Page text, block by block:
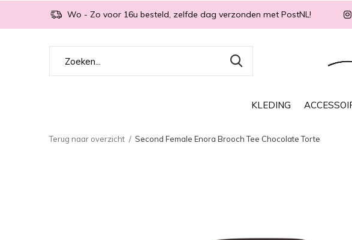
KLEDING
Wo - Zo voor 16u besteld, zelfde dag verzonden met PostNL!
Terug naar overzicht Second Female Enora Brooch Tee Chocolate Torte